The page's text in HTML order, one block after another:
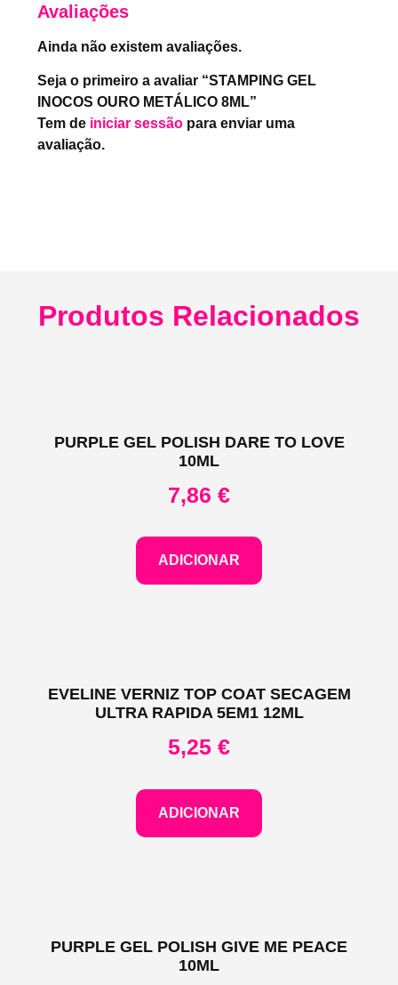
Avaliações
Ainda não existem avaliações.
Seja o primeiro a avaliar “STAMPING GEL
INOCOS OURO METÁLICO 8ML”
Tem de iniciar sessão para enviar uma
avaliação.
Produtos Relacionados
PURPLE GEL POLISH DARE TO LOVE
10ML
7,86 €
ADICIONAR
EVELINE VERNIZ TOP COAT SECAGEM
ULTRA RAPIDA 5EM1 12ML
5,25 €
ADICIONAR
PURPLE GEL POLISH GIVE ME PEACE
10ML